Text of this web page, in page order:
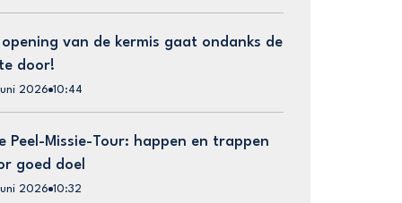
opening van de kermis gaat ondanks de
door!
2026 10:44
Peel-Missie-Tour: happen en trappen
goed doel
2026 10:32